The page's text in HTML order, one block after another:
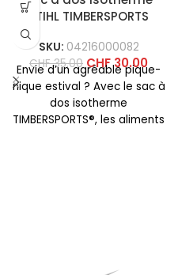
STIHL TIMBERSPORTS
SKU: 04216000082
CHF35.00 CHF30.00
Envie d’un agréable pique-
nique estival ? Avec le sac à
dos isotherme
TIMBERSPORTS®, les aliments